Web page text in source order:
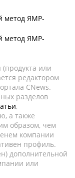
метод ЯМР-
метод ЯМР-
или
редактором
CNews.
разделов
,
а также
образом, чем
компании
профиль.
дополнительной
или